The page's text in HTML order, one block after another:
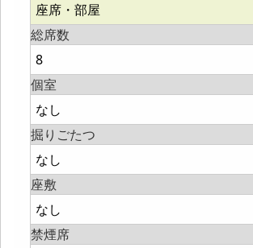
座席・部屋
総席数
8
個室
なし
掘りごたつ
なし
座敷
なし
禁煙席